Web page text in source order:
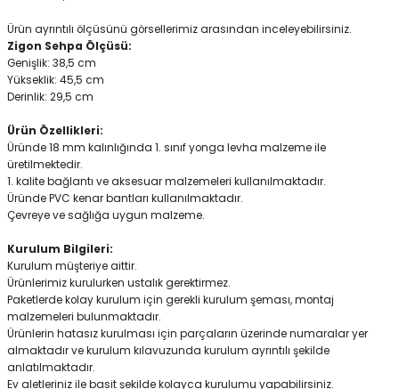
Ürün ayrıntılı ölçüsünü görsellerimiz arasından inceleyebilirsiniz.
Zigon Sehpa Ölçüsü:
Genişlik: 38,5 cm
Yükseklik: 45,5 cm
Derinlik: 29,5 cm
Ürün Özellikleri:
Üründe 18 mm kalınlığında 1. sınıf yonga levha malzeme ile
üretilmektedir.
1. kalite bağlantı ve aksesuar malzemeleri kullanılmaktadır.
Üründe PVC kenar bantları kullanılmaktadır.
Çevreye ve sağlığa uygun malzeme.
Kurulum Bilgileri:
Kurulum müşteriye aittir.
Ürünlerimiz kurulurken ustalık gerektirmez.
Paketlerde kolay kurulum için gerekli kurulum şeması, montaj
malzemeleri bulunmaktadır.
Ürünlerin hatasız kurulması için parçaların üzerinde numaralar yer
almaktadır ve kurulum kılavuzunda kurulum ayrıntılı şekilde
anlatılmaktadır.
Ev aletleriniz ile basit şekilde kolayca kurulumu yapabilirsiniz.